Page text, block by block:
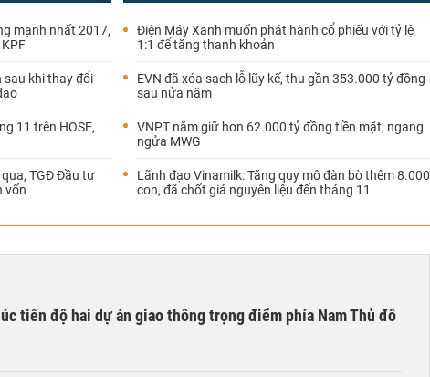
mạnh nhất 2017,
sau khi thay đổi
11 trên HOSE,
TGĐ Đầu tư
vốn
Điện Máy Xanh muốn phát hành cổ phiếu với tỷ lệ
1:1 để tăng thanh khoản
EVN đã xóa sạch lỗ lũy kế, thu gần 353.000 tỷ đồng
sau nửa năm
VNPT nắm giữ hơn 62.000 tỷ đồng tiền mặt, ngang
ngửa MWG
Lãnh đạo Vinamilk: Tăng quy mô đàn bò thêm 8.000
con, đã chốt giá nguyên liệu đến tháng 11
tiến độ hai dự án giao thông trọng điểm phía Nam Thủ đô